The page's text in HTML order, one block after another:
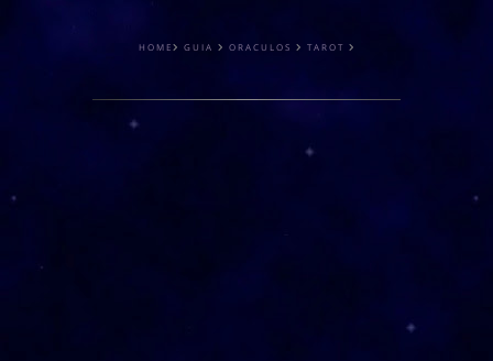
🔮 CONSULTAS
AUTOCONHECIMENTO
TIRAGENS PERSONALIZADAS
HOME GUIA ORACULOS TAROT